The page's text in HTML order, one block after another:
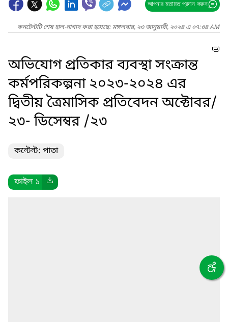
আপনার মতামত প্রদান করুন
কনটেন্টটি শেষ হাল-নাগাদ করা হয়েছে: মঙ্গলবার, ২৩ জানুয়ারী, ২০২৪ এ ০৭:৩৪ AM
অভিযোগ প্রতিকার ব্যবস্থা সংক্রান্ত
কর্মপরিকল্পনা ২০২৩-২০২৪ এর
দ্বিতীয় ত্রৈমাসিক প্রতিবেদন অক্টোবর/
২৩- ডিসেম্বর /২৩
কন্টেন্ট: পাতা
ফাইল ১